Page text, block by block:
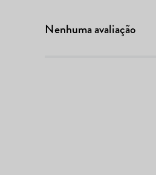
Nenhuma avaliação